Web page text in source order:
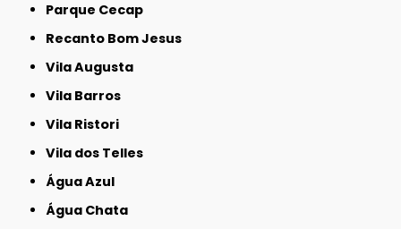
Parque Cecap
Recanto Bom Jesus
Vila Augusta
Vila Barros
Vila Ristori
Vila dos Telles
Água Azul
Água Chata